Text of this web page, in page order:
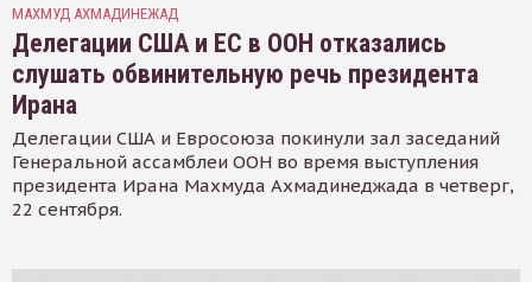
МАХМУД АХМАДИНЕЖАД
Делегации США и ЕС в ООН отказались
слушать обвинительную речь президента
Ирана
Делегации США и Евросоюза покинули зал заседаний
Генеральной ассамблеи ООН во время выступления
президента Ирана Махмуда Ахмадинеджада в четверг,
22 сентября.